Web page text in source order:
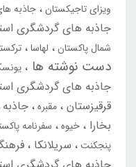
ویزای تاجیکستان جاذبه
جاذبه های گردشگری
شمال پاکستان
لهاسا
دست نوشته ها
جاذبه های گردشگری
قرقیزستان
مقبره
بخارا
خیوه سفرنامه
پنجکنت
سریلانکا